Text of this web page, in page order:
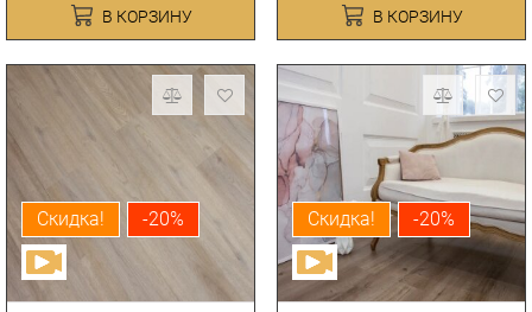
В КОРЗИНУ В КОРЗИНУ
Скидка! -20% Скидка! -20%